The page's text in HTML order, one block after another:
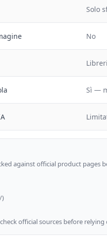
Solo
No
Sì —
against official product pages
)
official sources before